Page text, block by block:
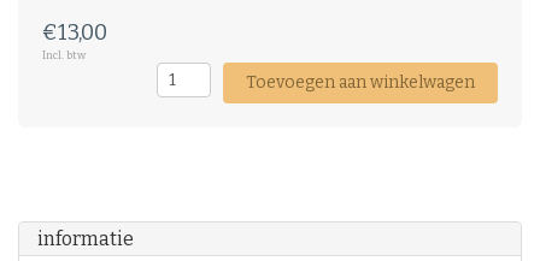
€13,00
Incl. btw
Toevoegen aan winkelwagen
informatie